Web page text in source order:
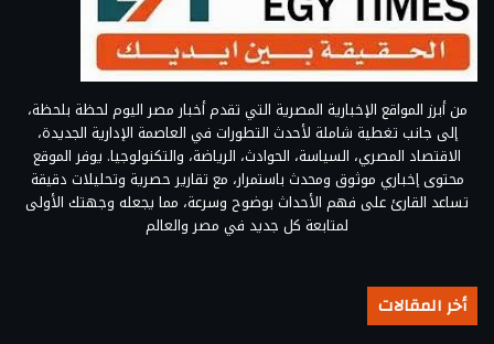
من أبرز المواقع الإخبارية المصرية التي تقدم أخبار مصر اليوم لحظة بلحظة،
إلى جانب تغطية شاملة لأحدث التطورات في العاصمة الإدارية الجديدة،
الاقتصاد المصري، السياسة، الحوادث، الرياضة، والتكنولوجيا. يوفر الموقع
محتوى إخباري موثوق ومحدث باستمرار، مع تقارير حصرية وتحليلات دقيقة
تساعد القارئ على فهم الأحداث بوضوح وسرعة، مما يجعله وجهتك الأولى
لمتابعة كل جديد في مصر والعالم
أخر المقالات